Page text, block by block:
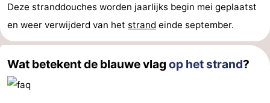
Deze stranddouches worden jaarlijks begin mei geplaatst
en weer verwijderd van het strand einde september.
Wat betekent de blauwe vlag op het strand?